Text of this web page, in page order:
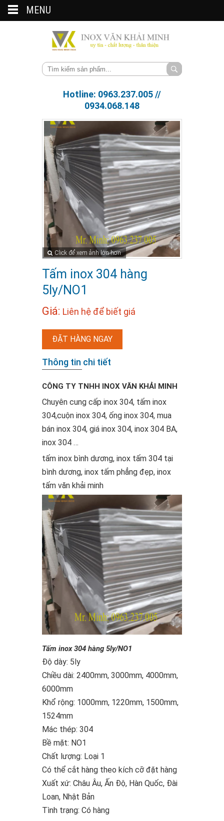
Hotline: 0963.237.005 //
0934.068.148
Click để xem ảnh lớn hơn
Tấm inox 304 hàng
5ly/NO1
Giá: Liên hệ để biết giá
ĐẶT HÀNG NGAY
Thông tin chi tiết
CÔNG TY TNHH INOX VĂN KHẢI MINH
Chuyên cung cấp inox 304, tấm inox
304,cuộn inox 304, ống inox 304, mua
bán inox 304, giá inox 304, inox 304 BA,
inox 304 …
tấm inox bình dương, inox tấm 304 tại
bình dương, inox tấm phẳng đẹp, inox
tấm văn khải minh
Tấm inox 304 hàng 5ly/NO1
Độ dày: 5ly
Chiều dài: 2400mm, 3000mm, 4000mm,
6000mm
Khổ rộng: 1000mm, 1220mm, 1500mm,
1524mm
Mác thép: 304
Bề mặt: NO1
Chất lượng: Loại 1
Có thể cắt hàng theo kích cỡ đặt hàng
Xuất xứ: Châu Âu, Ấn Độ, Hàn Quốc, Đài
Loan, Nhật Bản
Tình trạng: Có hàng
MENU